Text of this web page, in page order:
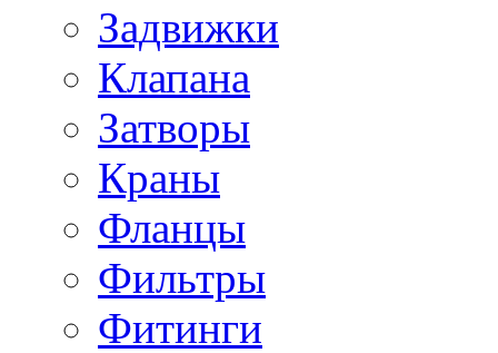
Задвижки
Клапана
Затворы
Краны
Фланцы
Фильтры
Фитинги